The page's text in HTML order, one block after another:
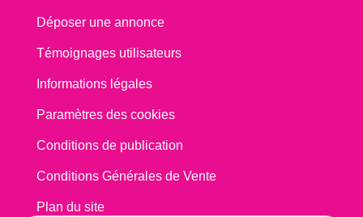
Déposer une annonce
Témoignages utilisateurs
Informations légales
Paramètres des cookies
Conditions de publication
Conditions Générales de Vente
Plan du site